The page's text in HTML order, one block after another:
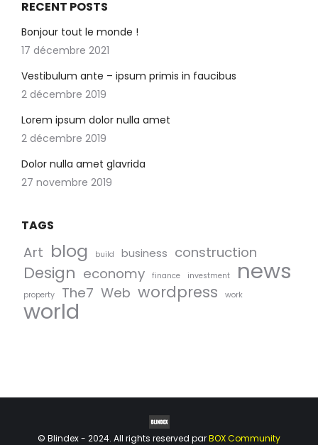
RECENT POSTS
Bonjour tout le monde !
17 décembre 2021
Vestibulum ante – ipsum primis in faucibus
2 décembre 2019
Lorem ipsum dolor nulla amet
2 décembre 2019
Dolor nulla amet glavrida
27 novembre 2019
TAGS
Art blog build business construction
Design economy finance investment news
property The7 Web wordpress work
world
© Blindex - 2024. All rights reserved parBOX Community